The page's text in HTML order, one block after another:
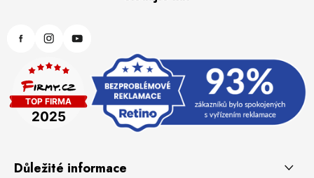
Důležité informace